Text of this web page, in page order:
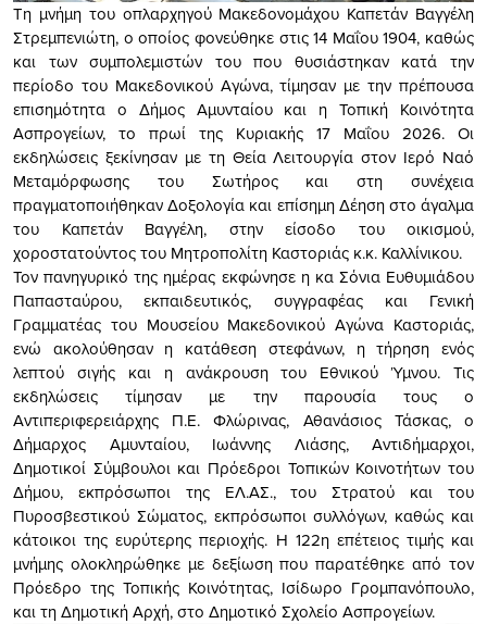
Τη μνήμη του οπλαρχηγού Μακεδονομάχου Καπετάν Βαγγέλη
Στρεμπενιώτη, ο οποίος φονεύθηκε στις 14 Μαΐου 1904, καθώς
και των συμπολεμιστών του που θυσιάστηκαν κατά την
περίοδο του Μακεδονικού Αγώνα, τίμησαν με την πρέπουσα
επισημότητα ο Δήμος Αμυνταίου και η Τοπική Κοινότητα
Ασπρογείων, το πρωί της Κυριακής 17 Μαΐου 2026. Οι
εκδηλώσεις ξεκίνησαν με τη Θεία Λειτουργία στον Ιερό Ναό
Μεταμόρφωσης του Σωτήρος και στη συνέχεια
πραγματοποιήθηκαν Δοξολογία και επίσημη Δέηση στο άγαλμα
του Καπετάν Βαγγέλη, στην είσοδο του οικισμού,
χοροστατούντος του Μητροπολίτη Καστοριάς κ.κ. Καλλίνικου.
Τον πανηγυρικό της ημέρας εκφώνησε η κα Σόνια Ευθυμιάδου
Παπασταύρου, εκπαιδευτικός, συγγραφέας και Γενική
Γραμματέας του Μουσείου Μακεδονικού Αγώνα Καστοριάς,
ενώ ακολούθησαν η κατάθεση στεφάνων, η τήρηση ενός
λεπτού σιγής και η ανάκρουση του Εθνικού Ύμνου. Τις
εκδηλώσεις τίμησαν με την παρουσία τους ο
Αντιπεριφερειάρχης Π.Ε. Φλώρινας, Αθανάσιος Τάσκας, ο
Δήμαρχος Αμυνταίου, Ιωάννης Λιάσης, Αντιδήμαρχοι,
Δημοτικοί Σύμβουλοι και Πρόεδροι Τοπικών Κοινοτήτων του
Δήμου, εκπρόσωποι της ΕΛ.ΑΣ., του Στρατού και του
Πυροσβεστικού Σώματος, εκπρόσωποι συλλόγων, καθώς και
κάτοικοι της ευρύτερης περιοχής. Η 122η επέτειος τιμής και
μνήμης ολοκληρώθηκε με δεξίωση που παρατέθηκε από τον
Πρόεδρο της Τοπικής Κοινότητας, Ισίδωρο Γρομπανόπουλο,
και τη Δημοτική Αρχή, στο Δημοτικό Σχολείο Ασπρογείων.